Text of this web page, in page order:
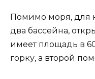
Помимо моря, для
два бассейна,
имеет площадь в
горку, а второй